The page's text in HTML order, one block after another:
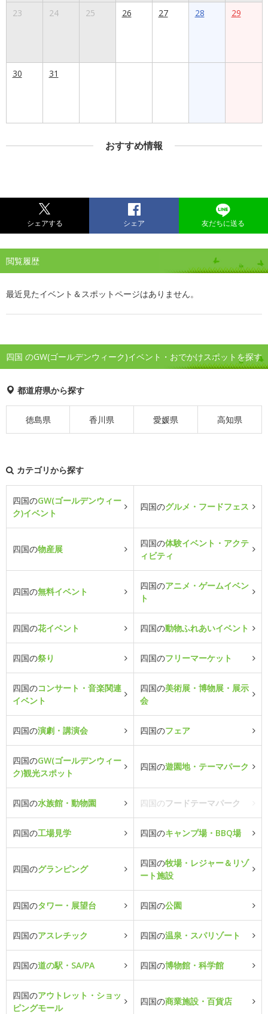
23 24 25 26 27 28 29
30 31
おすすめ情報
シェアする シェア 友だちに送る
閲覧履歴
最近見たイベント＆スポットページはありません。
四国 のGW(ゴールデンウィーク)イベント・おでかけスポットを探す
都道府県から探す
徳島県 香川県 愛媛県 高知県
カテゴリから探す
四国のGW(ゴールデンウィー
ク)イベント
四国のグルメ・フードフェス
四国の物産展
四国の体験イベント・アクテ
ィビティ
四国の無料イベント
四国のアニメ・ゲームイベン
ト
四国の花イベント 四国の動物ふれあいイベント
四国の祭り 四国のフリーマーケット
四国のコンサート・音楽関連
イベント
四国の美術展・博物展・展示
会
四国の演劇・講演会 四国のフェア
四国のGW(ゴールデンウィー
ク)観光スポット
四国の遊園地・テーマパーク
四国の水族館・動物園 四国のフードテーマパーク
四国の工場見学 四国のキャンプ場・BBQ場
四国のグランピング
四国の牧場・レジャー＆リゾ
ート施設
四国のタワー・展望台 四国の公園
四国のアスレチック 四国の温泉・スパリゾート
四国の道の駅・SA/PA 四国の博物館・科学館
四国のアウトレット・ショッ
ピングモール
四国の商業施設・百貨店